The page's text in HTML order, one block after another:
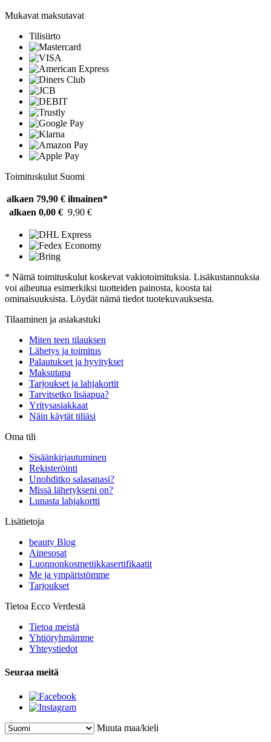
Mukavat maksutavat
Tilisiirto
Toimituskulut Suomi
alkaen 79,90 € ilmainen*
alkaen 0,00 € 9,90 €
* Nämä toimituskulut koskevat vakiotoimituksia. Lisäkustannuksia
voi aiheutua esimerkiksi tuotteiden painosta, koosta tai
ominaisuuksista. Löydät nämä tiedot tuotekuvauksesta.
Tilaaminen ja asiakastuki
Miten teen tilauksen
Lähetys ja toimitus
Palautukset ja hyvitykset
Maksutapa
Tarjoukset ja lahjakortit
Tarvitsetko lisäapua?
Yritysasiakkaat
Näin käytät tiliäsi
Oma tili
Sisäänkirjautuminen
Rekisteröinti
Unohditko salasanasi?
Missä lähetykseni on?
Lunasta lahjakortti
Lisätietoja
beauty Blog
Ainesosat
Luonnonkosmetiikkasertifikaatit
Me ja ympäristömme
Tarjoukset
Tietoa Ecco Verdestä
Tietoa meistä
Yhtiöryhmämme
Yhteystiedot
Seuraa meitä
Muuta maa/kieli